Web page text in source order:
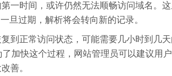
一时间，或许仍然无法顺畅访问域名。
旦过期，解析将会转向新的记录。
到正常访问状态，可能需要几小时到几
加快这个过程，网站管理员可以建议用
善。